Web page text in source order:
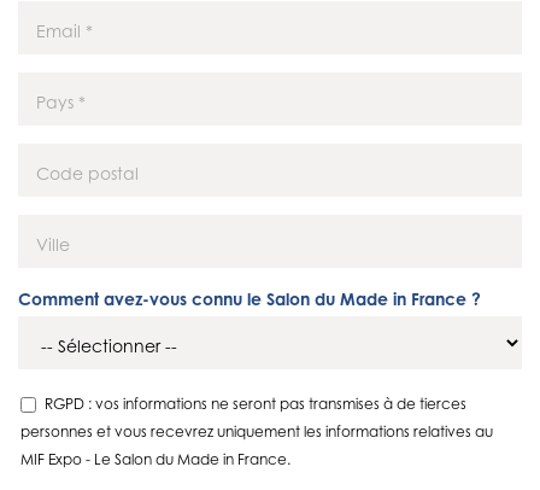
Comment avez-vous connu le Salon du Made in France ?
RGPD : vos informations ne seront pas transmises à de tierces
personnes et vous recevrez uniquement les informations relatives au
MIF Expo - Le Salon du Made in France.